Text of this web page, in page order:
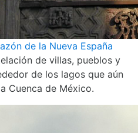
de la Nueva España
de villas, pueblos y
de los lagos que aún
Cuenca de México.